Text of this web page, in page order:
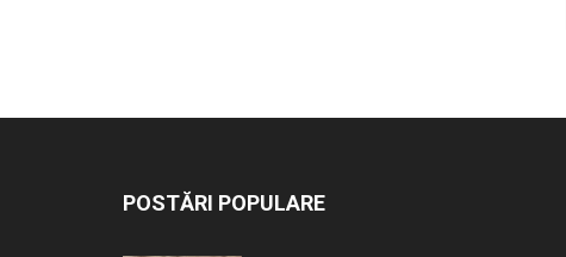
POSTĂRI POPULARE